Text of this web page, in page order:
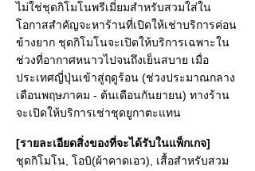
ไม่ใช่ชุดกิโมโนพรีเมี่ยมสำหรับสวมใส่ใน
โอกาสสำคัญจะหาร้านที่เปิดให้เช่าบริการค่อน
ข้างยาก ชุดกิโมโนจะเปิดให้บริการเฉพาะใน
ช่วงที่อากาศหนาวไปจนถึงเย็นสบาย เมื่อ
ประเทศญี่ปุ่นเข้าสู่ฤดูร้อน (ช่วงประมาณกลาง
เดือนพฤษภาคม - ต้นเดือนกันยายน) ทางร้าน
จะเปิดให้บริการเช่าชุดยูกาตะแทน
[รายละเอียดสิ่งของที่จะได้รับในแพ็กเกจ]
ชุดกิโมโน, โอบิ(ผ้าคาดเอว), เสื้อสำหรับสวม